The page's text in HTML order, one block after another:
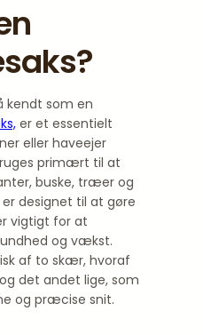
kendt som en
er et essentielt
eller haveejer
primært til at
buske, træer og
designet til at gøre
vigtigt for at
og vækst.
af to skær, hvoraf
det andet lige, som
og præcise snit.